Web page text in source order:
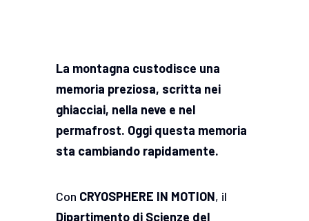
La montagna custodisce una
memoria preziosa, scritta nei
ghiacciai, nella neve e nel
permafrost. Oggi questa memoria
sta cambiando rapidamente.
Con CRYOSPHERE IN MOTION, il
Dipartimento di Scienze del